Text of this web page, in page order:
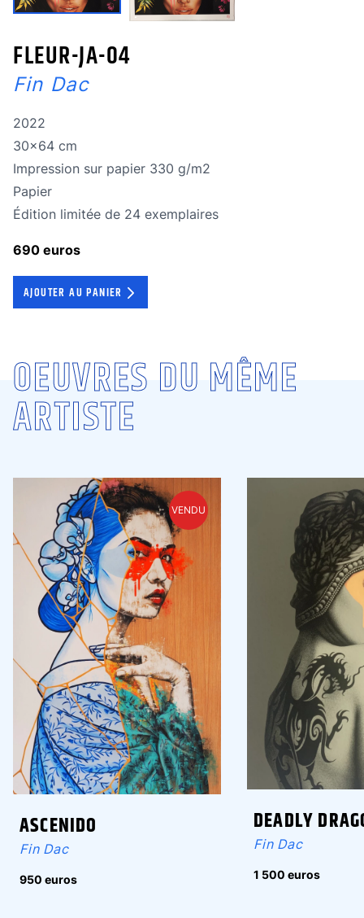
FLEUR-JA-04
Fin Dac
Année de réalisation
2022
Dimensions
30x64 cm
Technique
Impression sur papier 330 g/m2
Technique
Papier
édition limitée
Édition limitée de 24 exemplaires
690 euros
AJOUTER AU PANIER
OEUVRES DU MÊME
ARTISTE
ASCENIDO
Fin Dac
950 euros
VENDU
DEADLY
Fin Dac
1 500 euros